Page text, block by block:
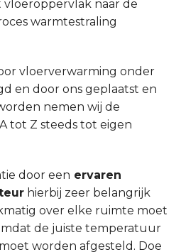
naar de
warmtestraling
vloerverwarming onder
en door ons geplaatst en
nemen wij de
tot Z steeds tot eigen
door een ervaren
hierbij zeer belangrijk
over elke ruimte moet
de juiste temperatuur
worden afgesteld. Doe